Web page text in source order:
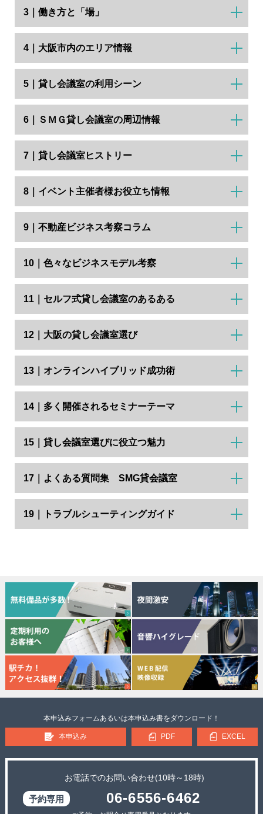
3｜働き方と「場」
4｜大阪市内のエリア情報
5｜貸し会議室の利用シーン
6｜ＳＭＧ貸し会議室の周辺情報
7｜貸し会議室ヒストリー
8｜イベント主催者様お役立ち情報
9｜不動産ビジネス考察コラム
10｜色々なビジネスモデル考察
11｜セルフ式貸し会議室のあるある
12｜大阪の貸し会議室選び
13｜オンラインハイブリッド成功術
14｜多く開催されるセミナーテーマ
15｜貸し会議室選びに役立つ魅力
17｜よくある質問集 SMG貸会議室
19｜トラブルシューティングガイド
本申込みフォームあるいは本申込み書をダウンロード！
本申込み PDF EXCEL
お電話でのお問い合わせ(10時～18時)
06-6556-6462